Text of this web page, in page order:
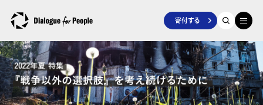
寄付する